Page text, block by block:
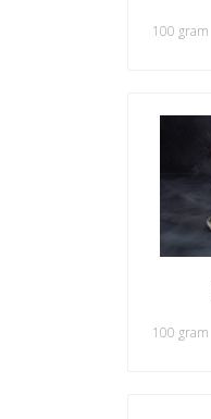
100 gram
100 gram